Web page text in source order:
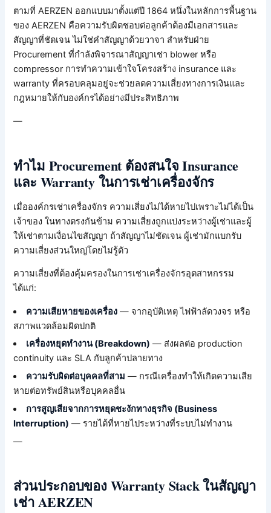
ตามที่ AERZEN ออกแบบมาตั้งแต่ปี 1864 หนึ่งในหลักการพื้นฐาน
ของ AERZEN คือความรับผิดชอบต่อลูกค้าต้องมีเอกสารและ
สัญญาที่ชัดเจน ไม่ใช่คำสัญญาด้วยวาจา สำหรับฝ่าย
Procurement ที่กำลังพิจารณาสัญญาเช่า blower หรือ
compressor การทำความเข้าใจโครงสร้าง insurance และ
warranty ที่ครอบคลุมอยู่จะช่วยลดความเสี่ยงทางการเงินและ
กฎหมายให้กับองค์กรได้อย่างมีประสิทธิภาพ
—
ทำไม Procurement ต้องสนใจ Insurance
และ Warranty ในการเช่าเครื่องจักร
เมื่อองค์กรเช่าเครื่องจักร ความเสี่ยงไม่ได้หายไปเพราะไม่ได้เป็น
เจ้าของ ในทางตรงกันข้าม ความเสี่ยงถูกแบ่งระหว่างผู้เช่าและผู้
ให้เช่าตามเงื่อนไขสัญญา ถ้าสัญญาไม่ชัดเจน ผู้เช่ามักแบกรับ
ความเสี่ยงส่วนใหญ่โดยไม่รู้ตัว
ความเสี่ยงที่ต้องคุ้มครองในการเช่าเครื่องจักรอุตสาหกรรม
ได้แก่:
ความเสียหายของเครื่อง — จากอุบัติเหตุ ไฟฟ้าลัดวงจร หรือ
สภาพแวดล้อมผิดปกติ
เครื่องหยุดทำงาน (Breakdown) — ส่งผลต่อ production
continuity และ SLA กับลูกค้าปลายทาง
ความรับผิดต่อบุคคลที่สาม — กรณีเครื่องทำให้เกิดความเสีย
หายต่อทรัพย์สินหรือบุคคลอื่น
การสูญเสียจากการหยุดชะงักทางธุรกิจ (Business
Interruption) — รายได้ที่หายไประหว่างที่ระบบไม่ทำงาน
—
ส่วนประกอบของ Warranty Stack ในสัญญา
เช่า AERZEN